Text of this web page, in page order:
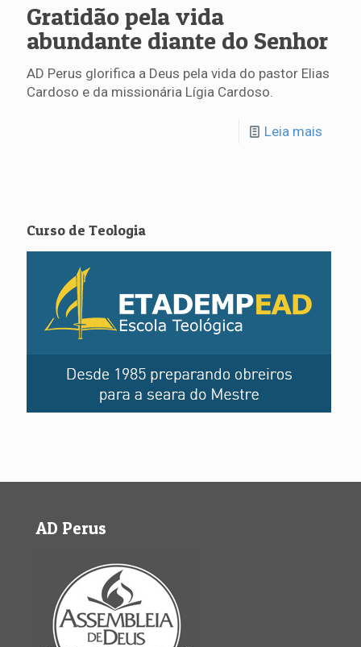
Gratidão pela vida
abundante diante do Senhor
AD Perus glorifica a Deus pela vida do pastor Elias
Cardoso e da missionária Lígia Cardoso.
Leia mais
Curso de Teologia
AD Perus